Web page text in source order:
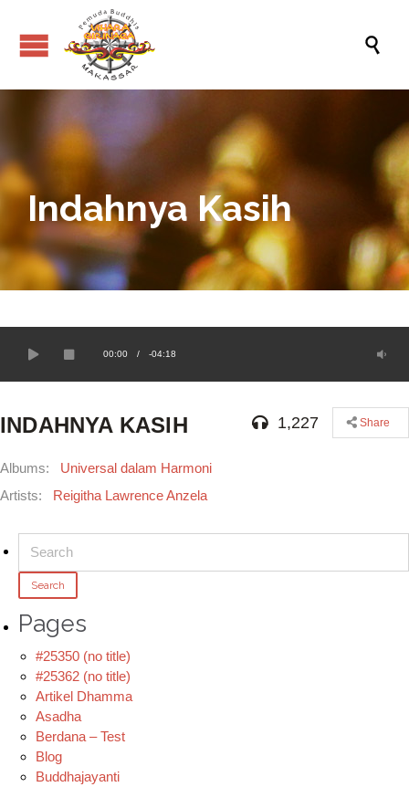

Indahnya Kasih
00:00 / -04:18
INDAHNYA KASIH 1,227 Share
Albums: Universal dalam Harmoni
Artists: Reigitha Lawrence Anzela
for:
Pages
#25350 (no title)
#25362 (no title)
Artikel Dhamma
Asadha
Berdana – Test
Blog
Buddhajayanti